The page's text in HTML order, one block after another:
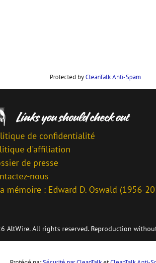
Protected byCleanTalk Anti-Spam
de confidentialité
d'affiliation
de presse
nous
mémoire : Edward D. Oswald (1956-
AltWire. All rights reserved. Reproduction